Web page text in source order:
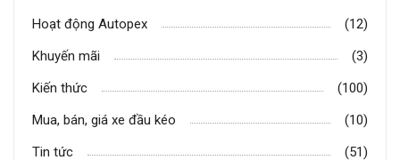
Hoạt động Autopex
(12)
Khuyến mãi
(3)
Kiến thức
(100)
Mua, bán, giá xe đầu kéo
(10)
Tin tức
(51)